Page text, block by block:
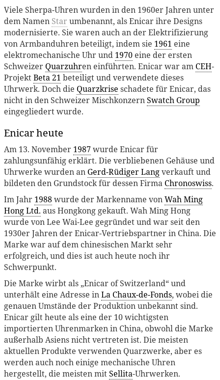
Viele Sherpa-Uhren wurden in den 1960er Jahren unter
dem Namen Star umbenannt, als Enicar ihre Designs
modernisierte. Sie waren auch an der Elektrifizierung
von Armbanduhren beteiligt, indem sie 1961 eine
elektromechanische Uhr und 1970 eine der ersten
Schweizer Quarzuhren einführten. Enicar war am CEH-
ProjektBeta 21 beteiligt und verwendete dieses
Uhrwerk. Doch die Quarzkrise schadete für Enicar, das
nicht in den Schweizer MischkonzernSwatch Group
eingegliedert wurde.
Enicar heute
Am 13. November 1987wurde Enicar für
zahlungsunfähig erklärt. Die verbliebenen Gehäuse und
Uhrwerke wurden an Gerd-Rüdiger Langverkauft und
bildeten den Grundstock für dessen Firma Chronoswiss.
Im Jahr 1988wurde der Markenname vonWah Ming
Hong Ltd. aus Hongkong gekauft. Wah Ming Hong
wurde von Lee Wai-Lee gegründet und war seit den
1930er Jahren der Enicar-Vertriebspartner in China. Die
Marke war auf dem chinesischen Markt sehr
erfolgreich, und dies ist auch heute noch ihr
Schwerpunkt.
Die Marke wirbt als „Enicar of Switzerland“ und
unterhält eine Adresse inLa Chaux-de-Fonds, wobei die
genauen Umstände der Produktion unbekannt sind.
Enicar gilt heute als eine der 10 wichtigsten
importierten Uhrenmarken in China, obwohl die Marke
außerhalb Asiens nicht vertreten ist. Die meisten
aktuellen Produkte verwenden Quarzwerke, aber es
werden auch noch einige mechanische Uhren
hergestellt, die meisten mitSellita-Uhrwerken.